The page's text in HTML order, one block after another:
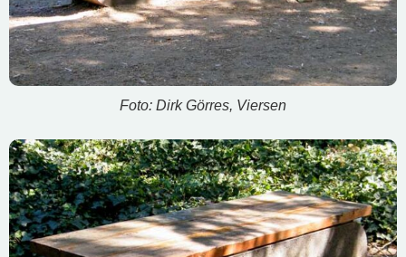
Foto: Dirk Görres, Viersen